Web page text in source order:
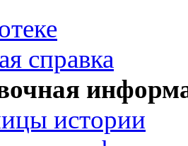
справка
истории